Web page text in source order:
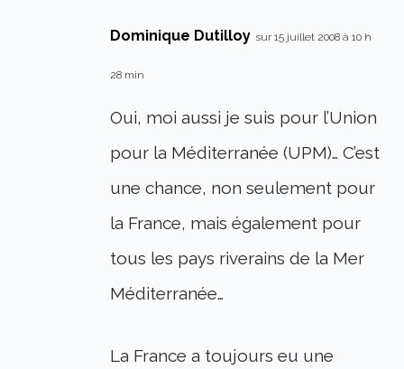
Dominique Dutilloy sur 15 juillet 2008 à 10 h
28 min
Oui, moi aussi je suis pour l’Union
pour la Méditerranée (UPM)… C’est
une chance, non seulement pour
la France, mais également pour
tous les pays riverains de la Mer
Méditerranée…
La France a toujours eu une